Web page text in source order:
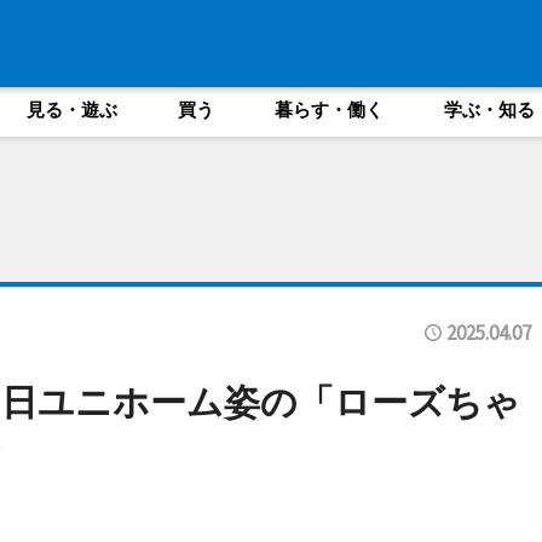
見る・遊ぶ 買う 暮らす・働く 学ぶ・知る
2025.04.07
ユニホーム姿の「ローズちゃ